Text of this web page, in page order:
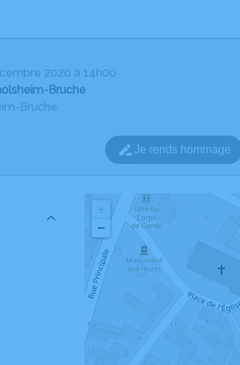
2020 à 14h00
Bruche
Bruche
Je rends hommage
−